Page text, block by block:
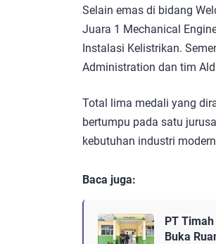
Selain emas di bidang
Juara 1 Mechanical
Instalasi Kelistrikan.
Administration dan tim
Total lima medali yang
bertumpu pada satu
kebutuhan industri
Baca juga:
PT
Buka